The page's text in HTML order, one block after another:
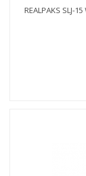
REALPAKS SLJ-